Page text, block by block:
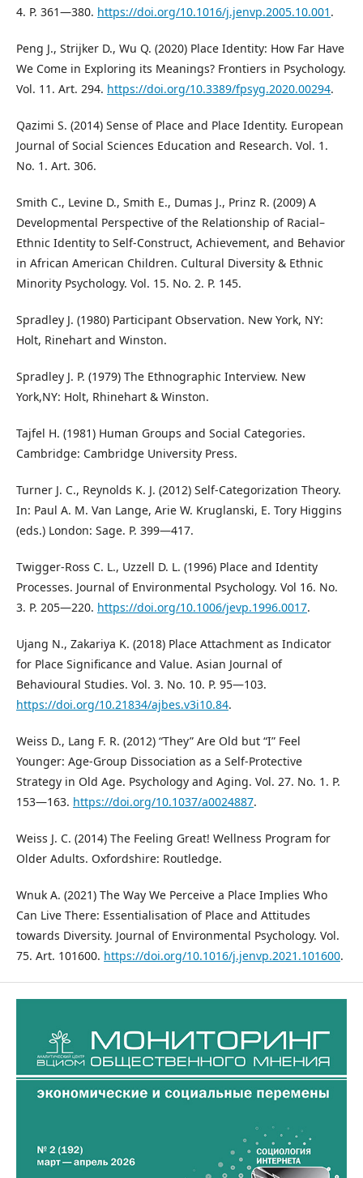
4. P. 361—380. https://doi.org/10.1016/j.jenvp.2005.10.001 .
Peng J., Strijker D., Wu Q. (2020) Place Identity: How Far Have
We Come in Exploring its Meanings? Frontiers in Psychology.
Vol. 11. Art. 294. https://doi.org/10.3389/fpsyg.2020.00294.
Qazimi S. (2014) Sense of Place and Place Identity. European
Journal of Social Sciences Education and Research. Vol. 1.
No. 1. Art. 306.
Smith C., Levine D., Smith E., Dumas J., Prinz R. (2009) A
Developmental Perspective of the Relationship of Racial–
Ethnic Identity to Self-Construct, Achievement, and Behavior
in African American Children. Cultural Diversity & Ethnic
Minority Psychology. Vol. 15. No. 2. P. 145.
Spradley J. (1980) Participant Observation. New York, NY:
Holt, Rinehart and Winston.
Spradley J. P. (1979) The Ethnographic Interview. New
York,NY: Holt, Rhinehart & Winston.
Tajfel H. (1981) Human Groups and Social Categories.
Cambridge: Cambridge University Press.
Turner J. C., Reynolds K. J. (2012) Self-Categorization Theory.
In: Paul A. M. Van Lange, Arie W. Kruglanski, E. Tory Higgins
(eds.) London: Sage. P. 399―417.
Twigger-Ross C. L., Uzzell D. L. (1996) Place and Identity
Processes. Journal of Environmental Psychology. Vol 16. No.
3. P. 205―220. https://doi.org/10.1006/jevp.1996.0017.
Ujang N., Zakariya K. (2018) Place Attachment as Indicator
for Place Significance and Value. Asian Journal of
Behavioural Studies. Vol. 3. No. 10. P. 95—103.
https://doi.org/10.21834/ajbes.v3i10.84.
Weiss D., Lang F. R. (2012) “They” Are Old but “I” Feel
Younger: Age-Group Dissociation as a Self-Protective
Strategy in Old Age. Psychology and Aging. Vol. 27. No. 1. P.
153―163. https://doi.org/10.1037/a0024887.
Weiss J. C. (2014) The Feeling Great! Wellness Program for
Older Adults. Oxfordshire: Routledge.
Wnuk A. (2021) The Way We Perceive a Place Implies Who
Can Live There: Essentialisation of Place and Attitudes
towards Diversity. Journal of Environmental Psychology. Vol.
75. Art. 101600. https://doi.org/10.1016/j.jenvp.2021.101600.